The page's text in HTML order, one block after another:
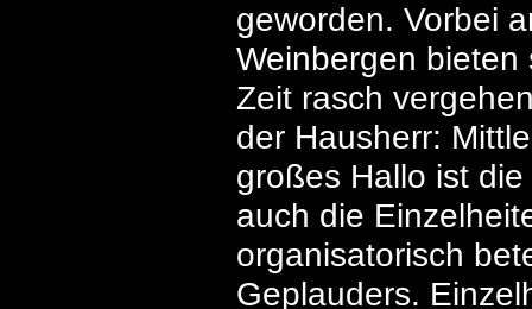
geworden. Vorbei
Weinbergen bieten
Zeit rasch
der Hausherr:
großes Hallo ist
auch die
organisatorisch
Geplauders.